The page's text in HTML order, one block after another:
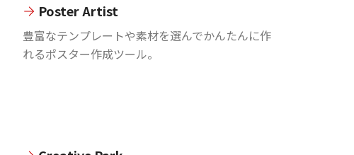
Poster Artist
豊富なテンプレートや素材を選んでかんたんに作
れるポスター作成ツール。